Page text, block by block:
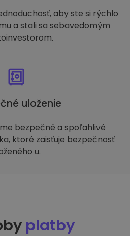
aby ste si rýchlo
a stali sa sebavedomým
uloženie
bezpečné a spoľahlivé
ktoré zaisťuje bezpečnosť
u.
platby